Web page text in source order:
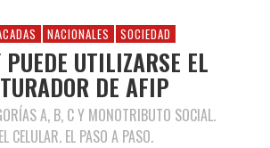
NACIONALES SOCIEDAD
PUEDE UTILIZARSE EL
DE AFIP
A, B, C Y MONOTRIBUTO SOCIAL.
CELULAR. EL PASO A PASO.